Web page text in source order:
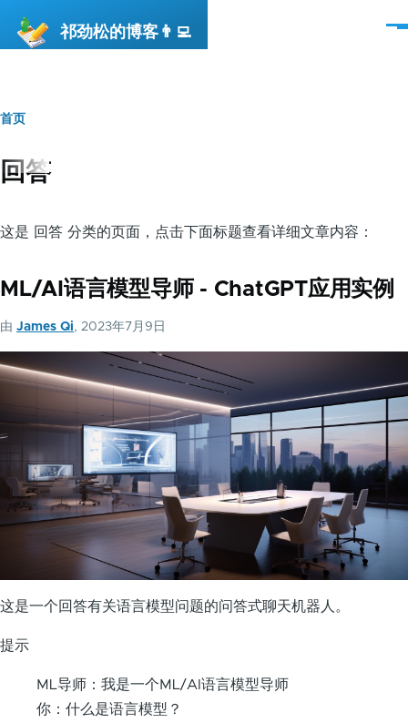
祁劲松的博客👨‍💻
菜
面
包
屑
首页
回答
这是 回答 分类的页面，点击下面标题查看详细文章内容：
ML/AI语言模型导师 - ChatGPT应用实例
由 James Qi, 2023年7月9日
这是一个回答有关语言模型问题的问答式聊天机器人。
提示
ML导师：我是一个ML/AI语言模型导师
你：什么是语言模型？